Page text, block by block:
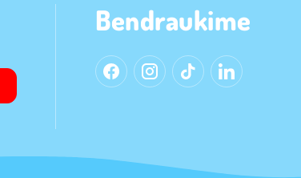
Bendraukime